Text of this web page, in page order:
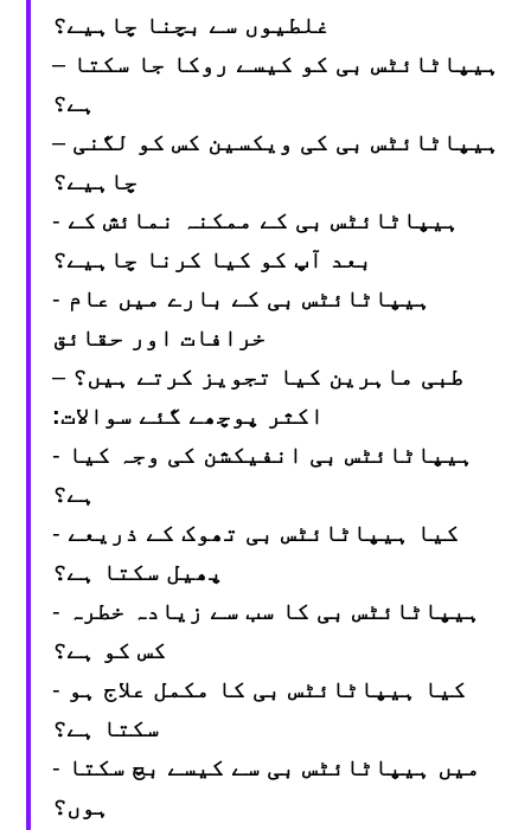
غلطیوں سے بچنا چاہیے؟
– ہیپاٹائٹس بی کو کیسے روکا جا سکتا
ہے؟
– ہیپاٹائٹس بی کی ویکسین کس کو لگنی
چاہیے؟
- ہیپاٹائٹس بی کے ممکنہ نمائش کے
بعد آپ کو کیا کرنا چاہیے؟
- ہیپاٹائٹس بی کے بارے میں عام
خرافات اور حقائق
– طبی ماہرین کیا تجویز کرتے ہیں؟
اکثر پوچھے گئے سوالات:
- ہیپاٹائٹس بی انفیکشن کی وجہ کیا
ہے؟
- کیا ہیپاٹائٹس بی تھوک کے ذریعے
پھیل سکتا ہے؟
- ہیپاٹائٹس بی کا سب سے زیادہ خطرہ
کس کو ہے؟
- کیا ہیپاٹائٹس بی کا مکمل علاج ہو
سکتا ہے؟
- میں ہیپاٹائٹس بی سے کیسے بچ سکتا
ہوں؟